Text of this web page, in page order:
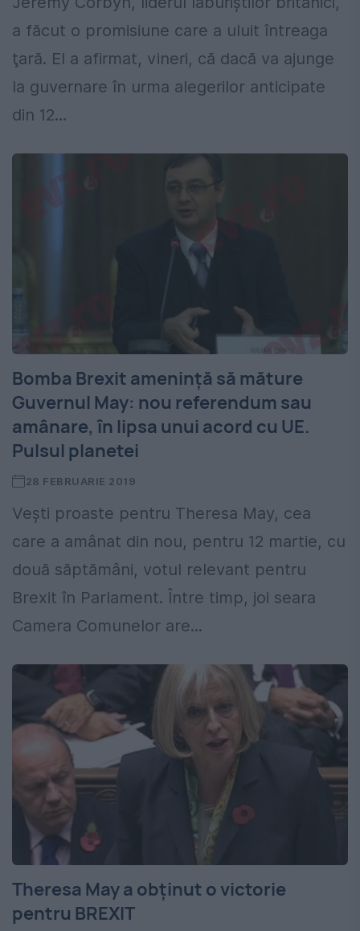
a făcut o promisiune care a uluit întreaga
ţară. El a afirmat, vineri, că dacă va ajunge
la guvernare în urma alegerilor anticipate
din 12...
Bomba Brexit ameninţă să măture
Guvernul May: nou referendum sau
amânare, în lipsa unui acord cu UE.
Pulsul planetei
28 FEBRUARIE 2019
Veşti proaste pentru Theresa May, cea
care a amânat din nou, pentru 12 martie, cu
două săptămâni, votul relevant pentru
Brexit în Parlament. Între timp, joi seara
Camera Comunelor are...
Theresa May a obținut o victorie
pentru BREXIT